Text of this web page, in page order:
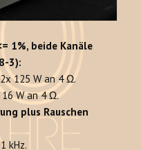
1%, beide Kanäle
3):
125 W an 4 Ω.
W an 4 Ω.
plus Rauschen
kHz.